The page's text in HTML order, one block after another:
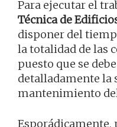
Para ejecutar el
Técnica de
disponer del
la totalidad de las
puesto que se
detalladamente la
mantenimiento
Esporádicamente,